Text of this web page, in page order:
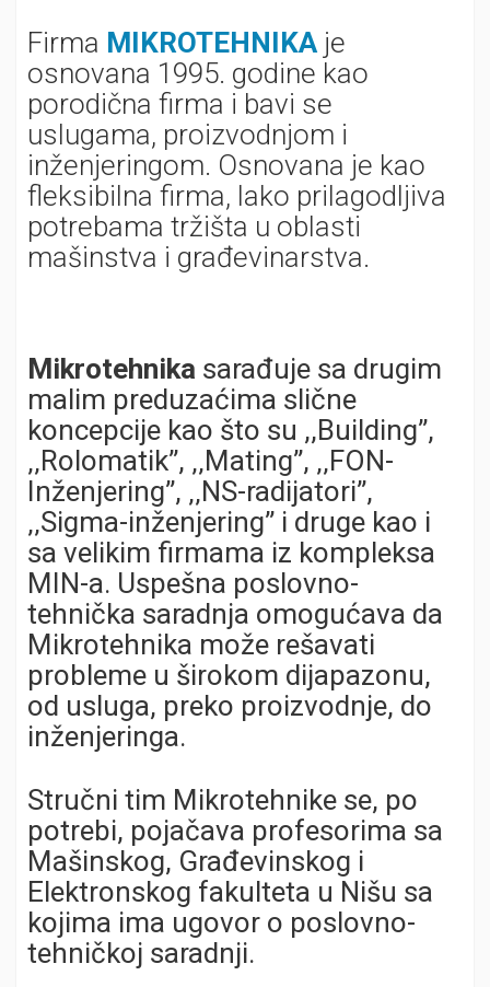
Firma MIKROTEHNIKAje
osnovana 1995. godine kao
porodična firma i bavi se
uslugama, proizvodnjom i
inženjeringom. Osnovana je kao
fleksibilna firma, lako prilagodljiva
potrebama tržišta u oblasti
mašinstva i građevinarstva.
Mikrotehnika sarađuje sa drugim
malim preduzaćima slične
koncepcije kao što su ,,Building’’,
‚‚Rolomatik’’, ‚‚Mating’’, ‚‚FON-
Inženjering’’, ‚‚NS-radijatori’’,
‚‚Sigma-inženjering’’ i druge kao i
sa velikim firmama iz kompleksa
MIN-a. Uspešna poslovno-
tehnička saradnja omogućava da
Mikrotehnika može rešavati
probleme u širokom dijapazonu,
od usluga, preko proizvodnje, do
inženjeringa.
Stručni tim Mikrotehnike se, po
potrebi, pojačava profesorima sa
Mašinskog, Građevinskog i
Elektronskog fakulteta u Nišu sa
kojima ima ugovor o poslovno-
tehničkoj saradnji.